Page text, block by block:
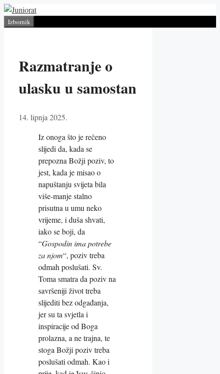
Preskoči
na
Izbornik
Razmatranje o
ulasku u samostan
14. lipnja 2025.
Iz onoga što je rečeno
slijedi da, kada se
prepozna Božji poziv, to
jest, kada je misao o
napuštanju svijeta bila
više-manje stalno
prisutna u umu neko
vrijeme, i duša shvati,
iako se boji, da
“Gospodin ima potrebe
za njom“, poziv treba
odmah poslušati. Sv.
Toma smatra da poziv na
savršeniji život treba
slijediti bez odgađanja,
jer su ta svjetla i
inspiracije od Boga
prolazna, a ne trajna, te
stoga Božji poziv treba
poslušati odmah. Kao i